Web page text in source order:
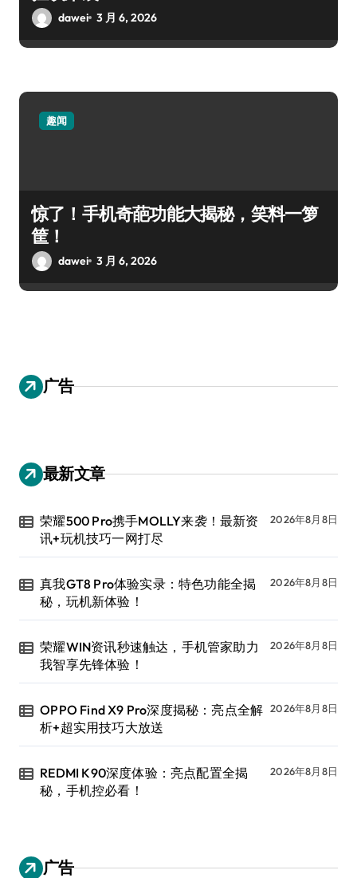
dawei 3 月 6, 2026
趣闻
惊了！手机奇葩功能大揭秘，笑料一箩
筐！
dawei 3 月 6, 2026
广告
最新文章
荣耀500 Pro携手MOLLY来袭！最新资
讯+玩机技巧一网打尽
2026年8月8日
真我GT8 Pro体验实录：特色功能全揭
秘，玩机新体验！
2026年8月8日
荣耀WIN资讯秒速触达，手机管家助力
我智享先锋体验！
2026年8月8日
OPPO Find X9 Pro深度揭秘：亮点全解
析+超实用技巧大放送
2026年8月8日
REDMI K90深度体验：亮点配置全揭
秘，手机控必看！
2026年8月8日
广告